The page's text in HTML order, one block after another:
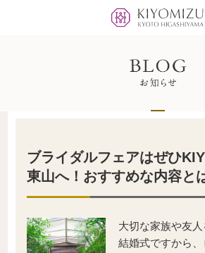
ブライダルフェアはぜひ
東山へ！おすすめな内容と
大切な家族や友
結婚式ですから